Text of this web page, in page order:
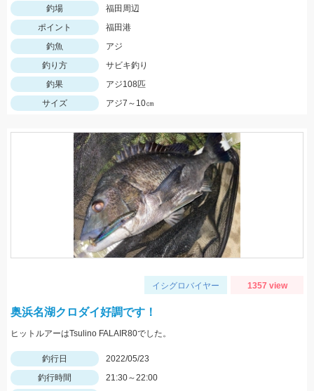
釣場
福田周辺
ポイント
福田港
釣魚
アジ
釣り方
サビキ釣り
釣果
アジ108匹
サイズ
アジ7～10㎝
イシグロバイヤー 1357 view
奥浜名湖クロダイ好調です！
ヒットルアーはTsulino FALAIR80でした。
釣行日
2022/05/23
釣行時間
21:30～22:00